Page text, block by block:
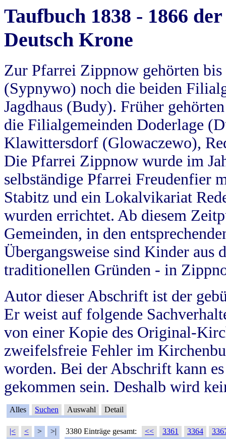
Taufbuch 1838 - 1866
Deutsch Krone
Zur Pfarrei Zippnow gehörten
(Sypnywo) noch die beiden
Jagdhaus (Budy). Früher
die Filialgemeinden Doderlage
Klawittersdorf (Glowaczewo),
Die Pfarrei Zippnow wurde im
selbständige Pfarrei Freudenfier
Stabitz und ein Lokalvikariat
wurden errichtet. Ab diesem
Gemeinden, in den
Übergangsweise sind Kinder aus
traditionellen Gründen - in
Autor dieser Abschrift ist der
Er weist auf folgende
von einer Kopie des Original-
zweifelsfreie Fehler im
worden. Bei der Abschrift kann
gekommen sein. Deshalb wird
Alles Suchen Auswahl Detail
|< < > >| 3380 Einträge gesamt: << 3361 3364